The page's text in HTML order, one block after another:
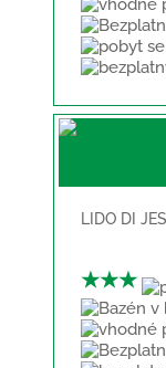
LIDO DI
★★★